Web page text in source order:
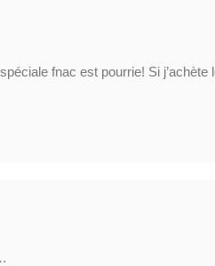
fnac est pourrie! Si j’achète